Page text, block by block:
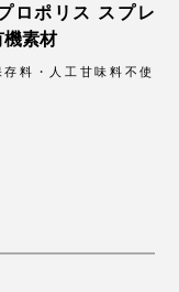
ロポリス スプレ
機素材
料・人工甘味料不使